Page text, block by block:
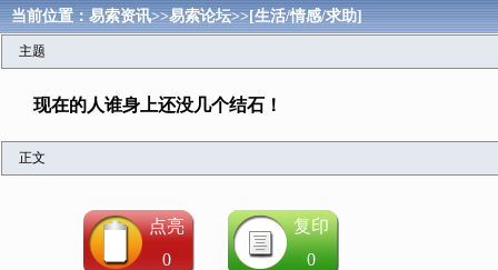
当前位置：易索资讯>>易索论坛>>[生活/情感/求助]
主题
现在的人谁身上还没几个结石！
正文
点亮
0
复印
0